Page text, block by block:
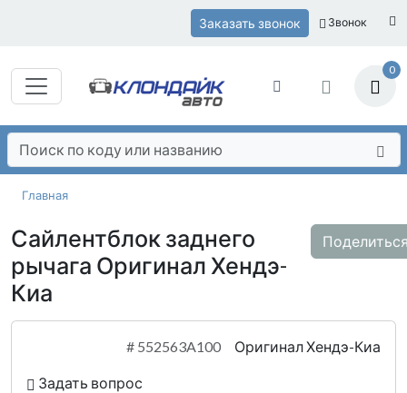
Заказать звонок Звонок
0
Главная
Сайлентблок заднего
рычага Оригинал Хендэ-
Киа
# 552563A100 Оригинал Хендэ-Киа
Задать вопрос